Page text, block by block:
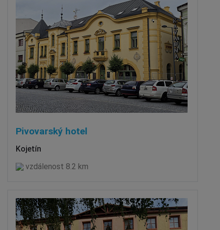
Pivovarský hotel
Kojetín
vzdálenost 8.2 km